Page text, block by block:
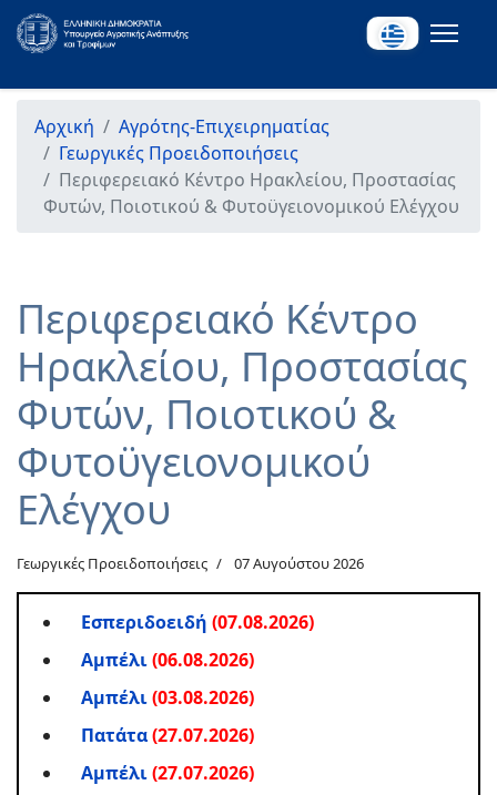
Αρχική
Αγρότης-Επιχειρηματίας
Γεωργικές Προειδοποιήσεις
Περιφερειακό Κέντρο Ηρακλείου, Προστασίας
Φυτών, Ποιοτικού & Φυτοϋγειονομικού Ελέγχου
Περιφερειακό Κέντρο
Ηρακλείου, Προστασίας
Φυτών, Ποιοτικού &
Φυτοϋγειονομικού
Ελέγχου
Γεωργικές Προειδοποιήσεις 07 Αυγούστου 2026
Εσπεριδοειδή (07.08.2026)
Αμπέλι(06.08.2026)
Αμπέλι(03.08.2026)
Πατάτα(27.07.2026)
Αμπέλι(27.07.2026)